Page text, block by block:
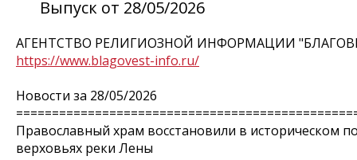
Выпуск от 28/05/2026
АГЕНТСТВО РЕЛИГИОЗНОЙ ИНФОРМАЦИИ
https://www.blagovest-info.ru/
Новости за 28/05/2026
Православный храм восстановили в историческом
верховьях реки Лены